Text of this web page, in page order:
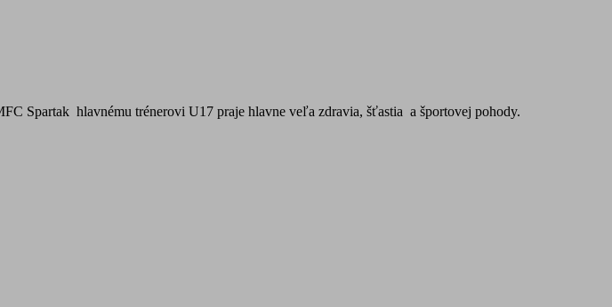
Spartak hlavnému trénerovi U17 praje hlavne veľa zdravia, šťastia a športovej pohody.